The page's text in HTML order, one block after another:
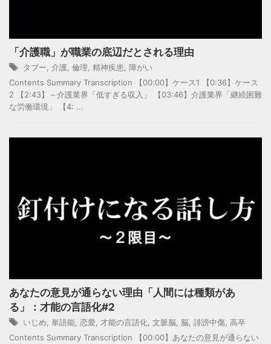
「介護職」が職業の底辺だとされる理由
タブー 介護 倫理 精神疾患 障がい
Contents Summary Transcription 【00:00】ケース1 【0:36】ケース
2 【2:43】～介護業界「低すぎる収入」 【03:46】介護業界「継続困難
な労働環境」 【4: ...
あなたの意見が通らない理由「人間には種類があ
る」：才能の言語化#2
いじめ, 単語能, 恋愛, 才能の言語化, 文脈脳, 脳, 誹謗中傷, 高卒
Contents Summary Transcription 【00:00】あなたの意見が通らない